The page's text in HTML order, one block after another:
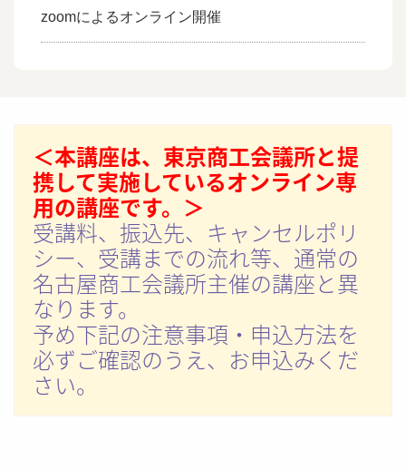
zoomによるオンライン開催
＜本講座は、東京商工会議所と提
携して実施しているオンライン専
用の講座です。＞
受講料、振込先、キャンセルポリ
シー、受講までの流れ等、通常の
名古屋商工会議所主催の講座と異
なります。
予め下記の注意事項・申込方法を
必ずご確認のうえ、お申込みくだ
さい。